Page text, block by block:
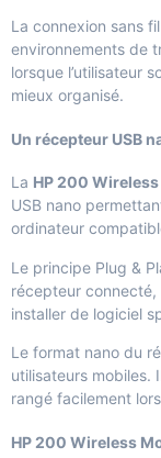
La connexion sans
environnements de
lorsque l’utilisateur
mieux organisé.
Un récepteur USB
La HP 200
USB nano
ordinateur
Le principe Plug &
récepteur connecté,
installer de logiciel
Le format nano du
utilisateurs mobiles.
rangé facilement
HP 200 Wireless